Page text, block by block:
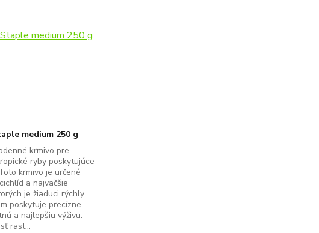
medium 250 g
krmivo pre
ryby poskytujúce
krmivo je určené
a najväčšie
je žiaduci rýchly
poskytuje precízne
a najlepšiu výživu.
rast...